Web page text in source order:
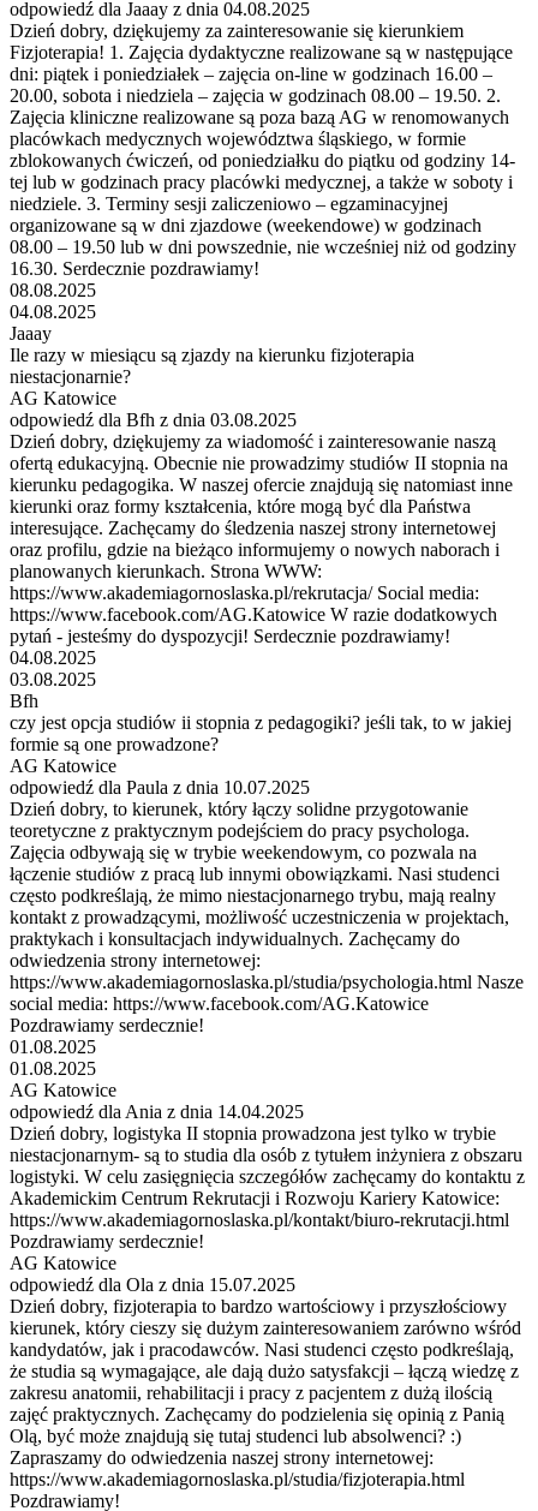
odpowiedź dla Jaaay z dnia 04.08.2025
Dzień dobry, dziękujemy za zainteresowanie się kierunkiem
Fizjoterapia! 1. Zajęcia dydaktyczne realizowane są w następujące
dni: piątek i poniedziałek – zajęcia on-line w godzinach 16.00 –
20.00, sobota i niedziela – zajęcia w godzinach 08.00 – 19.50. 2.
Zajęcia kliniczne realizowane są poza bazą AG w renomowanych
placówkach medycznych województwa śląskiego, w formie
zblokowanych ćwiczeń, od poniedziałku do piątku od godziny 14-
tej lub w godzinach pracy placówki medycznej, a także w soboty i
niedziele. 3. Terminy sesji zaliczeniowo – egzaminacyjnej
organizowane są w dni zjazdowe (weekendowe) w godzinach
08.00 – 19.50 lub w dni powszednie, nie wcześniej niż od godziny
16.30. Serdecznie pozdrawiamy!
08.08.2025
04.08.2025
Jaaay
Ile razy w miesiącu są zjazdy na kierunku fizjoterapia
niestacjonarnie?
AG Katowice
odpowiedź dla Bfh z dnia 03.08.2025
Dzień dobry, dziękujemy za wiadomość i zainteresowanie naszą
ofertą edukacyjną. Obecnie nie prowadzimy studiów II stopnia na
kierunku pedagogika. W naszej ofercie znajdują się natomiast inne
kierunki oraz formy kształcenia, które mogą być dla Państwa
interesujące. Zachęcamy do śledzenia naszej strony internetowej
oraz profilu, gdzie na bieżąco informujemy o nowych naborach i
planowanych kierunkach. Strona WWW:
https://www.akademiagornoslaska.pl/rekrutacja/ Social media:
https://www.facebook.com/AG.Katowice W razie dodatkowych
pytań - jesteśmy do dyspozycji! Serdecznie pozdrawiamy!
04.08.2025
03.08.2025
Bfh
czy jest opcja studiów ii stopnia z pedagogiki? jeśli tak, to w jakiej
formie są one prowadzone?
AG Katowice
odpowiedź dla Paula z dnia 10.07.2025
Dzień dobry, to kierunek, który łączy solidne przygotowanie
teoretyczne z praktycznym podejściem do pracy psychologa.
Zajęcia odbywają się w trybie weekendowym, co pozwala na
łączenie studiów z pracą lub innymi obowiązkami. Nasi studenci
często podkreślają, że mimo niestacjonarnego trybu, mają realny
kontakt z prowadzącymi, możliwość uczestniczenia w projektach,
praktykach i konsultacjach indywidualnych. Zachęcamy do
odwiedzenia strony internetowej:
https://www.akademiagornoslaska.pl/studia/psychologia.html Nasze
social media: https://www.facebook.com/AG.Katowice
Pozdrawiamy serdecznie!
01.08.2025
01.08.2025
AG Katowice
odpowiedź dla Ania z dnia 14.04.2025
Dzień dobry, logistyka II stopnia prowadzona jest tylko w trybie
niestacjonarnym- są to studia dla osób z tytułem inżyniera z obszaru
logistyki. W celu zasięgnięcia szczegółów zachęcamy do kontaktu z
Akademickim Centrum Rekrutacji i Rozwoju Kariery Katowice:
https://www.akademiagornoslaska.pl/kontakt/biuro-rekrutacji.html
Pozdrawiamy serdecznie!
AG Katowice
odpowiedź dla Ola z dnia 15.07.2025
Dzień dobry, fizjoterapia to bardzo wartościowy i przyszłościowy
kierunek, który cieszy się dużym zainteresowaniem zarówno wśród
kandydatów, jak i pracodawców. Nasi studenci często podkreślają,
że studia są wymagające, ale dają dużo satysfakcji – łączą wiedzę z
zakresu anatomii, rehabilitacji i pracy z pacjentem z dużą ilością
zajęć praktycznych. Zachęcamy do podzielenia się opinią z Panią
Olą, być może znajdują się tutaj studenci lub absolwenci? :)
Zapraszamy do odwiedzenia naszej strony internetowej:
https://www.akademiagornoslaska.pl/studia/fizjoterapia.html
Pozdrawiamy!